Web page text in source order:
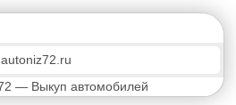
autoniz72.ru